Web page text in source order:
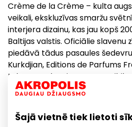
Šajā vietnē tiek lietoti
Crème de la Crème – kulta
veikali, ekskluzīvas smaržu
interjera dizainu, kas jau kopš
Baltijas valstis. Oficiālie slavenu
piedāvā tādus pasaules
Kurkdjian, Editions de Parfums
Labo, Byredo, Diptyque, Ex Nihilo